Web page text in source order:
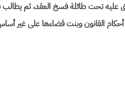
عليه تحت طائلة فسخ العقد، ثم يطالب
أحكام القانون وبنت قضاءها على غير